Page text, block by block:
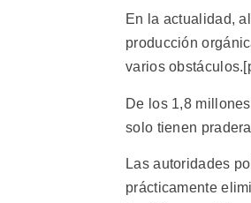
En la actualidad,
producción
varios
De los 1,8
solo tienen
Las autoridades
prácticamente